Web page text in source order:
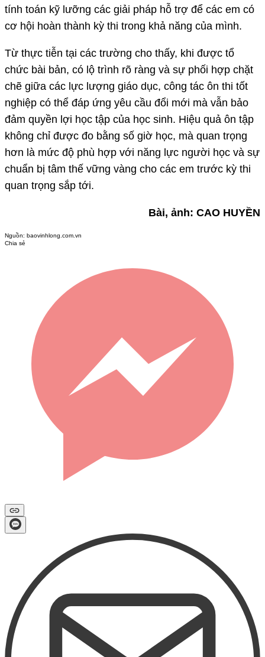
tính toán kỹ lưỡng các giải pháp hỗ trợ để các em có
cơ hội hoàn thành kỳ thi trong khả năng của mình.
Từ thực tiễn tại các trường cho thấy, khi được tổ
chức bài bản, có lộ trình rõ ràng và sự phối hợp chặt
chẽ giữa các lực lượng giáo dục, công tác ôn thi tốt
nghiệp có thể đáp ứng yêu cầu đổi mới mà vẫn bảo
đảm quyền lợi học tập của học sinh. Hiệu quả ôn tập
không chỉ được đo bằng số giờ học, mà quan trọng
hơn là mức độ phù hợp với năng lực người học và sự
chuẩn bị tâm thế vững vàng cho các em trước kỳ thi
quan trọng sắp tới.
Bài, ảnh: CAO HUYỀN
Nguồn: baovinhlong.com.vn
Chia sẻ